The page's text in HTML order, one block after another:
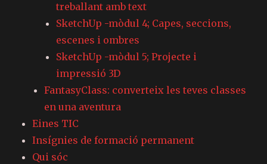
treballant amb text
SketchUp -mòdul 4; Capes, seccions,
escenes i ombres
SketchUp -mòdul 5; Projecte i
impressió 3D
FantasyClass: converteix les teves classes
en una aventura
Eines TIC
Insígnies de formació permanent
Qui sóc